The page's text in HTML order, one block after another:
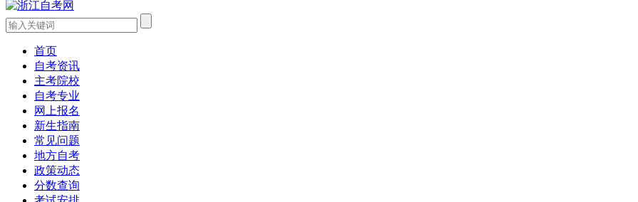
首页
自考资讯
主考院校
自考专业
网上报名
新生指南
常见问题
地方自考
政策动态
分数查询